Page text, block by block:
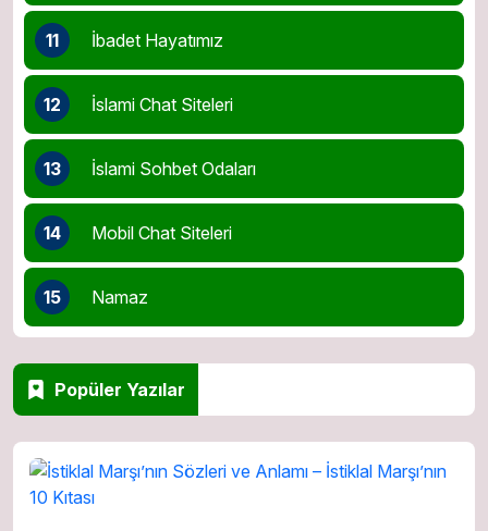
11 İbadet Hayatımız
12 İslami Chat Siteleri
13 İslami Sohbet Odaları
14 Mobil Chat Siteleri
15 Namaz
Popüler Yazılar